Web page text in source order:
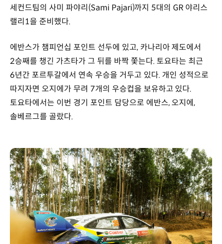
세컨드팀의 사미 파야리(Sami Pajari)까지 5대의 GR 야리스
랠리1을 준비했다.
에반스가 챔피언십 포인트 선두에 있고, 카나리아 제도에서
2승째를 챙긴 가츠타가 그 뒤를 바짝 쫓는다. 토요타는 최근
6년간 포르투갈에서 연속 우승을 거두고 있다. 개인 성적으로
따지자면 오지에가 무려 7개의 우승컵을 보유하고 있다.
토요타에서는 이번 경기 포인트 담당으로 에반스, 오지에,
솔베르그를 골랐다.